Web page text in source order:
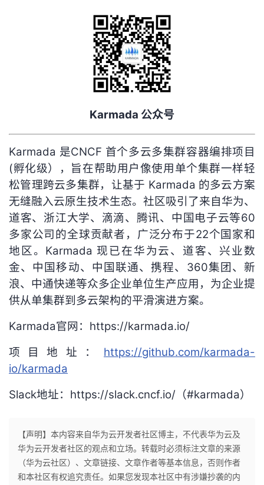
Karmada 公众号
Karmada 是CNCF 首个多云多集群容器编排项目
(孵化级），旨在帮助用户像使用单个集群一样轻
松管理跨云多集群，让基于 Karmada 的多云方案
无缝融入云原生技术生态。社区吸引了来自华为、
道客、浙江大学、滴滴、腾讯、中国电子云等60
多家公司的全球贡献者，广泛分布于22个国家和
地区。Karmada 现已在华为云、道客、兴业数
金、中国移动、中国联通、携程、360集团、新
浪、中通快递等众多企业单位生产应用，为企业提
供从单集群到多云架构的平滑演进方案。
Karmada官网：https://karmada.io/
项目地址： https://github.com/karmada-
io/karmada
Slack地址：https://slack.cncf.io/（#karmada）
【声明】本内容来自华为云开发者社区博主，不代表华为云及
华为云开发者社区的观点和立场。转载时必须标注文章的来源
（华为云社区）、文章链接、文章作者等基本信息，否则作者
和本社区有权追究责任。如果您发现本社区中有涉嫌抄袭的内